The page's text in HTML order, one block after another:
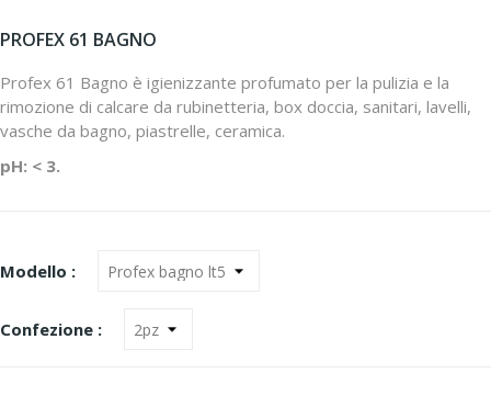
PROFEX 61 BAGNO
Profex 61 Bagno è igienizzante profumato per la pulizia e la
rimozione di calcare da rubinetteria, box doccia, sanitari, lavelli,
vasche da bagno, piastrelle, ceramica.
pH: < 3.
Modello :
Confezione :